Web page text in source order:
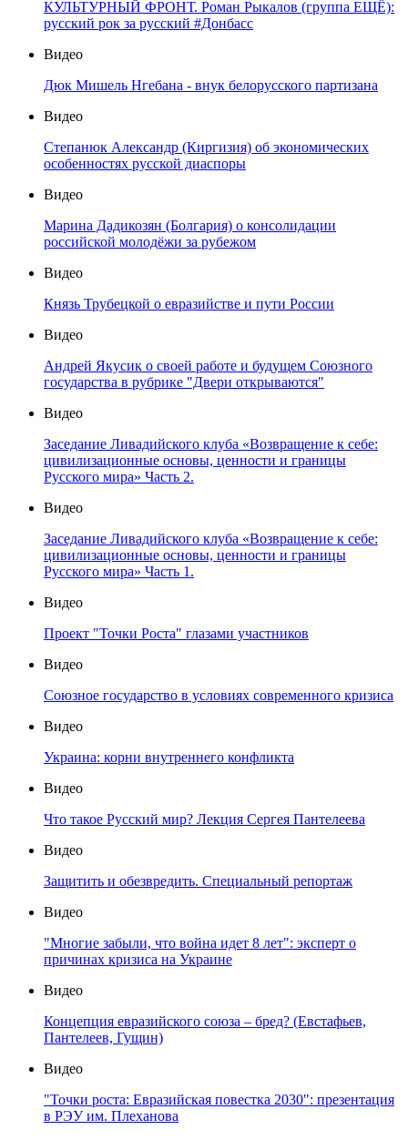
КУЛЬТУРНЫЙ ФРОНТ. Роман Рыкалов (группа ЕЩЁ):
русский рок за русский #Донбасс
Видео
Дюк Мишель Нгебана - внук белорусского партизана
Видео
Степанюк Александр (Киргизия) об экономических
особенностях русской диаспоры
Видео
Марина Дадикозян (Болгария) о консолидации
российской молодёжи за рубежом
Видео
Князь Трубецкой о евразийстве и пути России
Видео
Андрей Якусик о своей работе и будущем Союзного
государства в рубрике "Двери открываются"
Видео
Заседание Ливадийского клуба «Возвращение к себе:
цивилизационные основы, ценности и границы
Русского мира» Часть 2.
Видео
Заседание Ливадийского клуба «Возвращение к себе:
цивилизационные основы, ценности и границы
Русского мира» Часть 1.
Видео
Проект "Точки Роста" глазами участников
Видео
Союзное государство в условиях современного кризиса
Видео
Украина: корни внутреннего конфликта
Видео
Что такое Русский мир? Лекция Сергея Пантелеева
Видео
Защитить и обезвредить. Специальный репортаж
Видео
"Многие забыли, что война идет 8 лет": эксперт о
причинах кризиса на Украине
Видео
Концепция евразийского союза – бред? (Евстафьев,
Пантелеев, Гущин)
Видео
"Точки роста: Евразийская повестка 2030": презентация
в РЭУ им. Плеханова